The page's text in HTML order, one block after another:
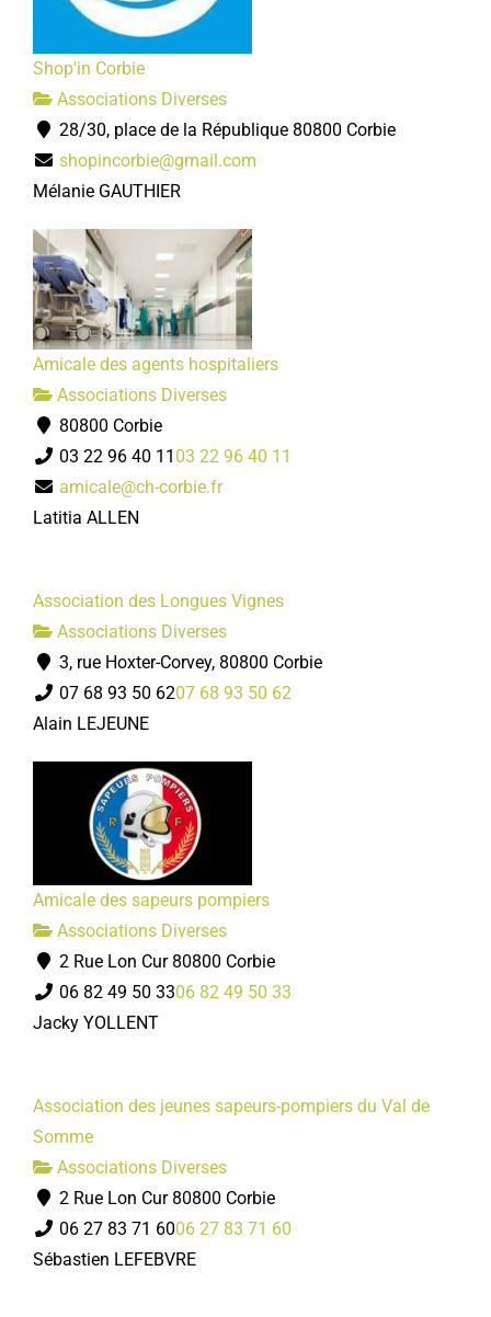
Shop'in Corbie
Associations Diverses
28/30, place de la République 80800 Corbie
shopincorbie@gmail.com
Mélanie GAUTHIER
Amicale des agents hospitaliers
Associations Diverses
80800 Corbie
03 22 96 40 11 03 22 96 40 11
amicale@ch-corbie.fr
Latitia ALLEN
Association des Longues Vignes
Associations Diverses
3, rue Hoxter-Corvey, 80800 Corbie
07 68 93 50 6207 68 93 50 62
Alain LEJEUNE
Amicale des sapeurs pompiers
Associations Diverses
2 Rue Lon Cur 80800 Corbie
06 82 49 50 3306 82 49 50 33
Jacky YOLLENT
Association des jeunes sapeurs-pompiers du Val de
Somme
Associations Diverses
2 Rue Lon Cur 80800 Corbie
06 27 83 71 6006 27 83 71 60
Sébastien LEFEBVRE